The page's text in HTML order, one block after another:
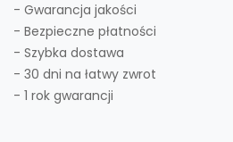
- Gwarancja jakości
- Bezpieczne płatności
- Szybka dostawa
- 30 dni na łatwy zwrot
- 1 rok gwarancji